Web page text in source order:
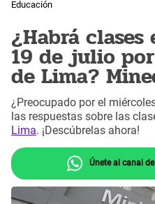
Educación
¿Habrá
19 de julio
de Lima?
¿Preocupado por el
las respuestas sobre las
Lima. ¡Descúbrelas ahora!
Únete al canal